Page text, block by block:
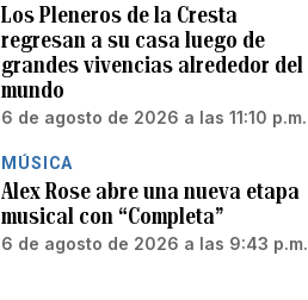
Los Pleneros de la Cresta
regresan a su casa luego de
grandes vivencias alrededor del
mundo
6 de agosto de 2026 a las 11:10 p.m.
MÚSICA
Alex Rose abre una nueva etapa
musical con “Completa”
6 de agosto de 2026 a las 9:43 p.m.